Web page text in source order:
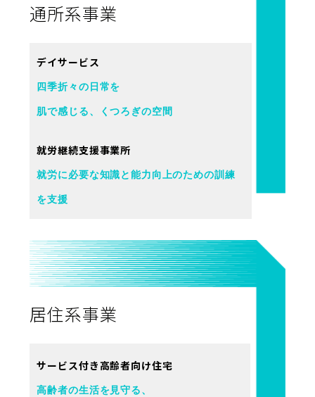
通所系事業
デイサービス
四季折々の日常を
肌で感じる、くつろぎの空間
就労継続支援事業所
就労に必要な知識と能力向上のための訓練
を支援
居住系事業
サービス付き高齢者向け住宅
高齢者の生活を見守る、